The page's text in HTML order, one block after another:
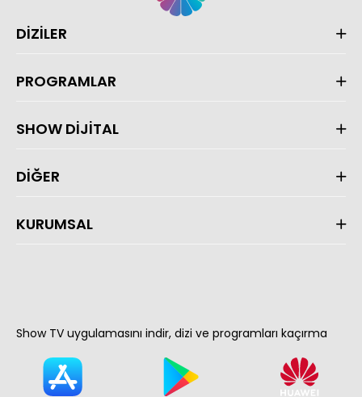
DİZİLER
PROGRAMLAR
SHOW DİJİTAL
DİĞER
KURUMSAL
Show TV uygulamasını indir, dizi ve programları kaçırma